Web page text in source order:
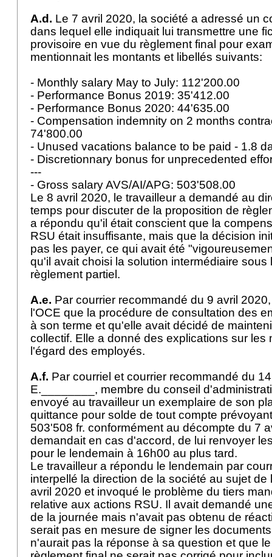
A.d. Le 7 avril 2020, la société a adressé un
dans lequel elle indiquait lui transmettre une
provisoire en vue du règlement final pour
mentionnait les montants et libellés suivants:
- Monthly salary May to July: 112'200.00
- Performance Bonus 2019: 35'412.00
- Performance Bonus 2020: 44'635.00
- Compensation indemnity on 2 months
74'800.00
- Unused vacations balance to be paid - 1.8
- Discretionnary bonus for unprecedented
---
- Gross salary AVS/AI/APG: 503'508.00
Le 8 avril 2020, le travailleur a demandé au
temps pour discuter de la proposition de
a répondu qu'il était conscient que la
RSU était insuffisante, mais que la décision
pas les payer, ce qui avait été
qu'il avait choisi la solution intermédiaire sous
règlement partiel.
A.e. Par courrier recommandé du 9 avril
l'OCE que la procédure de consultation des
à son terme et qu'elle avait décidé de
collectif. Elle a donné des explications sur les
l'égard des employés.
A.f. Par courriel et courrier recommandé du
E.________, membre du conseil
envoyé au travailleur un exemplaire de son
quittance pour solde de tout compte
503'508 fr. conformément au décompte du 7
demandait en cas d'accord, de lui renvoyer
pour le lendemain à 16h00 au plus tard.
Le travailleur a répondu le lendemain par
interpellé la direction de la société au sujet de
avril 2020 et invoqué le problème du tiers
relative aux actions RSU. Il avait demandé
de la journée mais n'avait pas obtenu de
serait pas en mesure de signer les
n'aurait pas la réponse à sa question et que